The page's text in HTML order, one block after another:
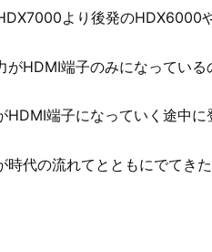
より後発のHDX6000
がHDMI端子のみになってい
HDMI端子になっていく途中
代の流れてとともにでてき